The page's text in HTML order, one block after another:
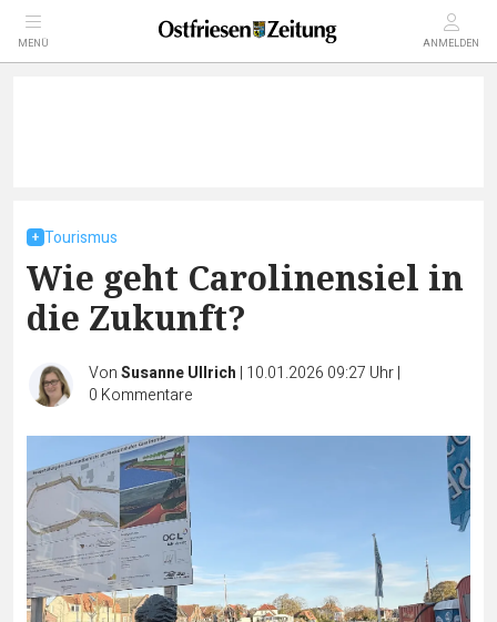
MENÜ ANMELDEN
Tourismus
Wie geht Carolinensiel in
die Zukunft?
VonSusanne Ullrich | 10.01.2026 09:27 Uhr|
0 Kommentare